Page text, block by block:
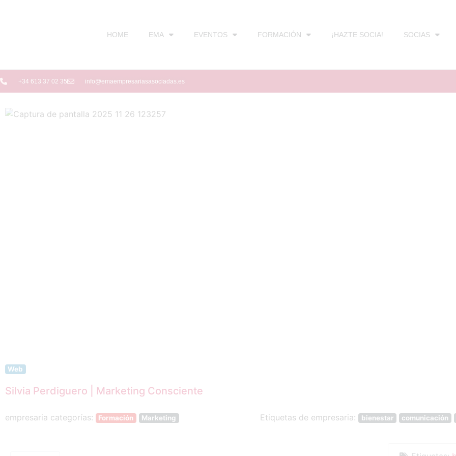
HOME EMA EVENTOS FORMACIÓN ¡HAZTE SOCIA! SOCIAS
+34 613 37 02 35 info@emaempresariasasociadas.es
Web
Silvia Perdiguero | Marketing Consciente
empresaria categorías: Formación Marketing Etiquetas de empresaria: bienestar comunicación